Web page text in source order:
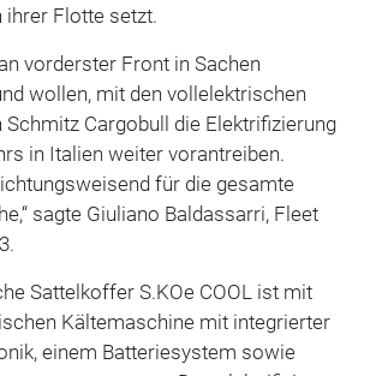
Flotte setzt.
vorderster Front in Sachen
wollen, mit den vollelektrischen
Cargobull die Elektrifizierung
in Italien weiter vorantreiben.
für die gesamte
sagte Giuliano Baldassarri, Fleet
Sattelkoffer S.KOe COOL ist mit
Kältemaschine mit integrierter
einem Batteriesystem sowie